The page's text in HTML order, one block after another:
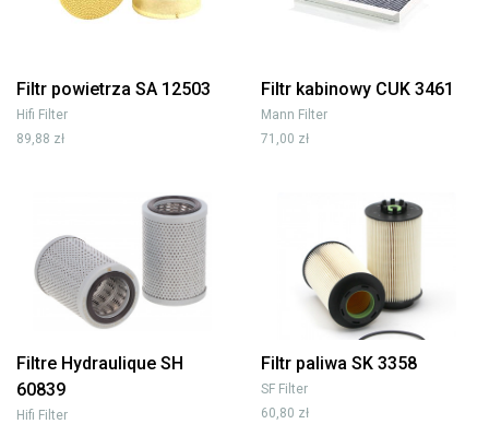
Filtr powietrza SA 12503
Hifi Filter
89,88 zł
Filtr kabinowy CUK 3461
Mann Filter
71,00 zł
Filtre Hydraulique SH
60839
Hifi Filter
Filtr paliwa SK 3358
SF Filter
60,80 zł